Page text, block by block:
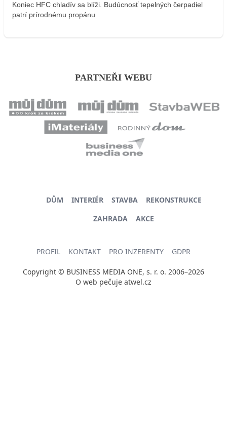
Koniec HFC chladív sa blíži. Budúcnosť tepelných čerpadiel
patrí prírodnému propánu
PARTNEŘI WEBU
DŮM INTERIÉR STAVBA
REKONSTRUKCE
ZAHRADA
AKCE
PROFIL KONTAKT PRO INZERENTY GDPR
Copyright © BUSINESS MEDIA ONE, s. r. o. 2006–2026